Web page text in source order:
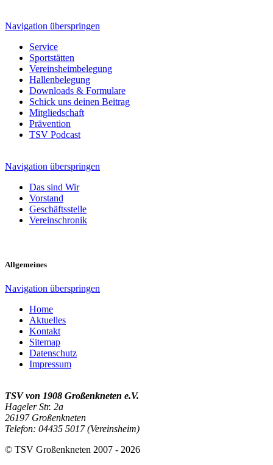
Navigation überspringen
Service
Sportstätten
Vereinsheimbelegung
Hallenbelegung
Downloads & Formulare
Schick uns deinen Beitrag
Mitgliedschaft
Prävention
TSV Podcast
Navigation überspringen
Das sind Wir
Vorstand
Geschäftsstelle
Vereinschronik
Allgemeines
Navigation überspringen
Home
Aktuelles
Kontakt
Sitemap
Datenschutz
Impressum
TSV von 1908 Großenkneten e.V.
Hageler Str. 2a
26197 Großenkneten
Telefon: 04435 5017 (Vereinsheim)
© TSV Großenkneten 2007 - 2026